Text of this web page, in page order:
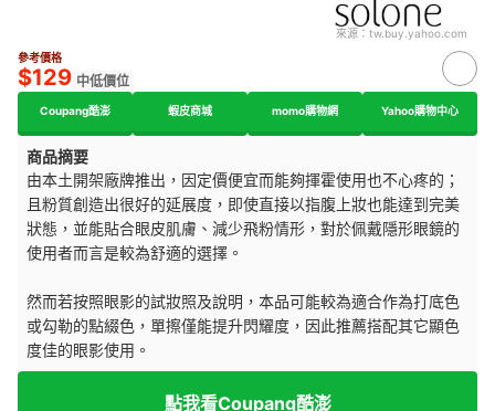
來源： tw.buy.yahoo.com
參考價格
$129 中低價位
Coupang酷澎 蝦皮商城 momo購物網 Yahoo購物中心
商品摘要
由本土開架廠牌推出，因定價便宜而能夠揮霍使用也不心疼的；
且粉質創造出很好的延展度，即使直接以指腹上妝也能達到完美
狀態，並能貼合眼皮肌膚、減少飛粉情形，對於佩戴隱形眼鏡的
使用者而言是較為舒適的選擇。
然而若按照眼影的試妝照及說明，本品可能較為適合作為打底色
或勾勒的點綴色，單擦僅能提升閃耀度，因此推薦搭配其它顯色
度佳的眼影使用。
點我看Coupang酷澎